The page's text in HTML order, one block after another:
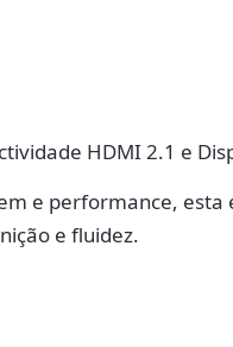
HDMI 2.1 e
e performance, esta
e fluidez.